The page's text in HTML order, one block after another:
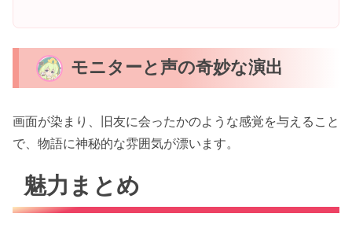
モニターと声の奇妙な演出
画面が染まり、旧友に会ったかのような感覚を与えること
で、物語に神秘的な雰囲気が漂います。
魅力まとめ